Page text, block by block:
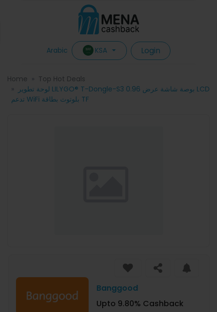
Arabic KSA Login
Home
Top Hot Deals
لوحة تطوير LILYGO® T-Dongle-S3 0.96 بوصة شاشة عرض LCD
تدعم WiFi بلوتوث بطاقة TF
Banggood
Upto 9.80% Cashback